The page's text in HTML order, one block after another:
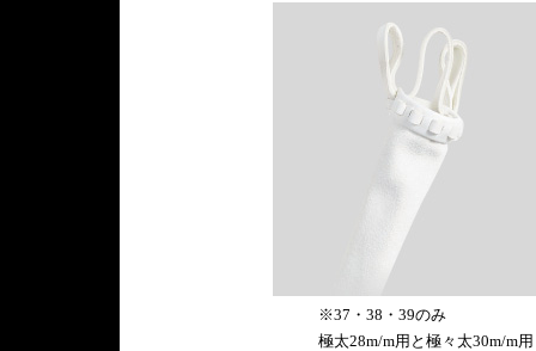
※37・38・39のみ
極太28m/m用と極々太30m/m用